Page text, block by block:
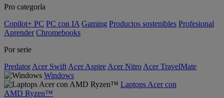
Pro categoría
Copilot+ PC PC con IA Gaming Productos sostenibles Profesional
Aprender Chromebooks
Por serie
Predator Acer Swift Acer Aspire Acer Nitro Acer TravelMate
Windows
Laptops Acer con
AMD Ryzen™